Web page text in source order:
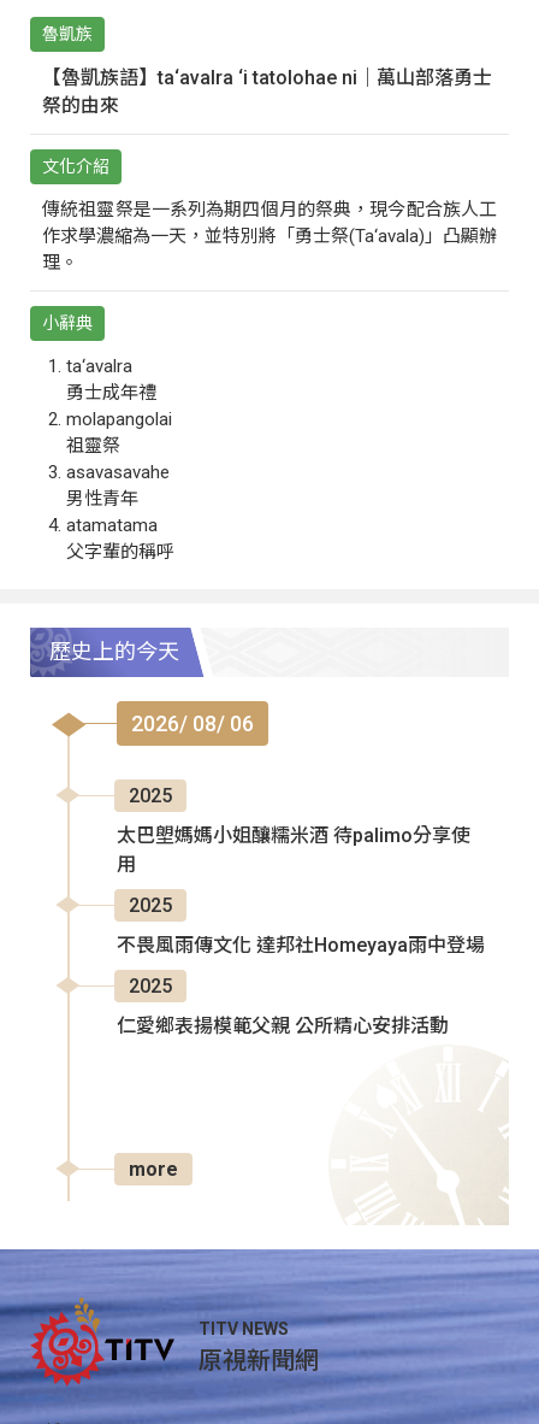
魯凱族
【魯凱族語】ta‘avalra ‘i tatolohae ni｜萬山部落勇士
祭的由來
文化介紹
傳統祖靈祭是一系列為期四個月的祭典，現今配合族人工
作求學濃縮為一天，並特別將「勇士祭(Ta‘avala)」凸顯辦
理。
小辭典
ta‘avalra
勇士成年禮
molapangolai
祖靈祭
asavasavahe
男性青年
atamatama
父字輩的稱呼
歷史上的今天
2026/ 08/ 06
2025
太巴塱媽媽小姐釀糯米酒 待palimo分享使
用
2025
不畏風雨傳文化 達邦社Homeyaya雨中登場
2025
仁愛鄉表揚模範父親 公所精心安排活動
more
TITV NEWS
原視新聞網